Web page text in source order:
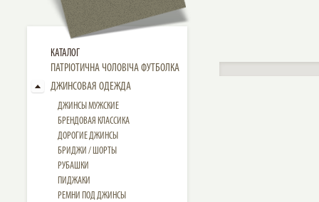
КАТАЛОГ
ПАТРІОТИЧНА ЧОЛОВІЧА ФУТБОЛКА
ДЖИНСОВАЯ ОДЕЖДА
ДЖИНСЫ МУЖСКИЕ
БРЕНДОВАЯ КЛАССИКА
ДОРОГИЕ ДЖИНСЫ
БРИДЖИ / ШОРТЫ
РУБАШКИ
ПИДЖАКИ
РЕМНИ ПОД ДЖИНСЫ